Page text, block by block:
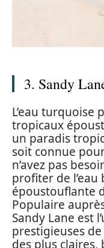
3. Sandy
L’eau turquoise
tropicaux
un paradis
soit connue
n’avez pas
profiter de l’eau
époustouflante
Populaire
Sandy Lane est
prestigieuses de
des plus claires,